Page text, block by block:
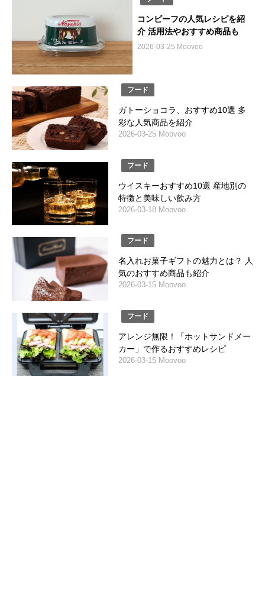
コンビーフの人気レシピを紹
介 活用法やおすすめ商品も
2026-03-25 Moovoo
フード
ガトーショコラ、おすすめ10選 多
彩な人気商品を紹介
2026-03-25 Moovoo
フード
ウイスキーおすすめ10選 産地別の
特徴と美味しい飲み方
2026-03-18 Moovoo
フード
名入れお菓子ギフトの魅力とは？ 人
気のおすすめ商品も紹介
2026-03-15 Moovoo
フード
アレンジ無限！「ホットサンドメー
カー」で作るおすすめレシピ
2026-03-15 Moovoo